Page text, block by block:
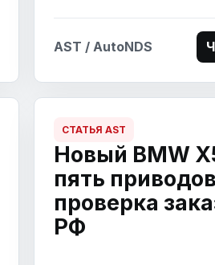
AST / AutoNDS
СТАТЬЯ AST
Новый BMW
пять
проверка
РФ